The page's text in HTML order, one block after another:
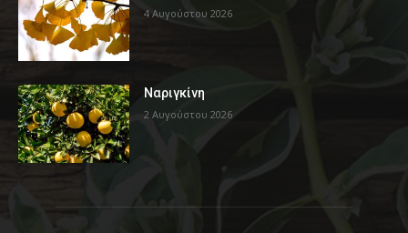
4 Αυγούστου 2026
Ναριγκίνη
2 Αυγούστου 2026